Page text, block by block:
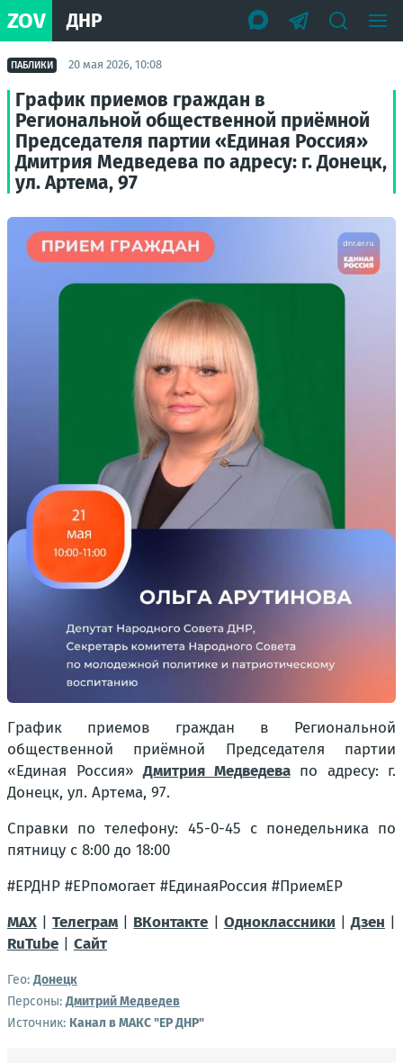
ZOV ДНР
ПАБЛИКИ 20 мая 2026, 10:08
График приемов граждан в
Региональной общественной приёмной
Председателя партии «Единая Россия»
Дмитрия Медведева по адресу: г. Донецк,
ул. Артема, 97
График приемов граждан в Региональной
общественной приёмной Председателя партии
«Единая Россия»Дмитрия Медведевапо адресу: г.
Донецк, ул. Артема, 97.
Справки по телефону: 45-0-45 с понедельника по
пятницу с 8:00 до 18:00
#ЕРДНР #ЕРпомогает #ЕдинаяРоссия #ПриемЕР
МАХ |Телеграм ВКонтакте Одноклассники |Дзен
RuTube
Сайт
Гео:Донецк
Персоны: Дмитрий Медведев
Источник: Канал в МАКС "ЕР ДНР"